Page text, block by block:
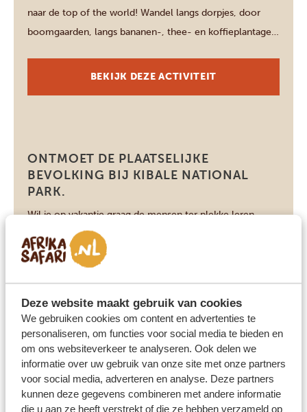
Deze website maakt gebruik van cookies
We gebruiken cookies om content en advertenties te
personaliseren, om functies voor social media te bieden en
om ons websiteverkeer te analyseren. Ook delen we
informatie over uw gebruik van onze site met onze partners
voor social media, adverteren en analyse. Deze partners
kunnen deze gegevens combineren met andere informatie
die u aan ze heeft verstrekt of die ze hebben verzameld op
naar de top of the world! Wandel langs dorpjes, door
boomgaarden, langs bananen-, thee- en koffieplantages
wandeling naar het hoogste punt van Kibale, de ‘Top of
BEKIJK DEZE ACTIVITEIT
Kibale National Park
ONTMOET DE PLAATSELIJKE
BEVOLKING BIJ KIBALE NATIONAL
PARK.
Wil je op vakantie graag de mensen ter plekke leren
kennen? Deze excursie geeft je de kans! Je ontmoet de
mensen in één van de dorpjes rondom Kibale National
mand moet maken of zie (of doe […]
BEKIJK DEZE ACTIVITEIT
Kibale National Park
MOERASWANDELING IN BIGODI